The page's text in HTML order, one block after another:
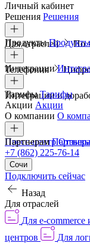
Личный кабинет
Решения Решения
Для отраслей По
ПродуктыПродукты
Телефония
Интеграции
Интеграции и
ТарифыТарифы
Акции Акции
О компании О
Пресс-центр
Партнерам
+7 (862) 225-76-14
Сочи
Подключить сейчас
Назад
Для отраслей
Для e-commerce
центров
Для